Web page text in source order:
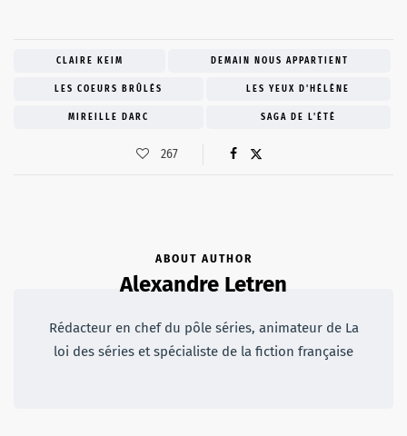
CLAIRE KEIM DEMAIN NOUS APPARTIENT
LES COEURS BRÛLÉS LES YEUX D'HÉLÈNE
MIREILLE DARC SAGA DE L'ÉTÉ
267
ABOUT AUTHOR
Alexandre Letren
Rédacteur en chef du pôle séries, animateur de La
loi des séries et spécialiste de la fiction française